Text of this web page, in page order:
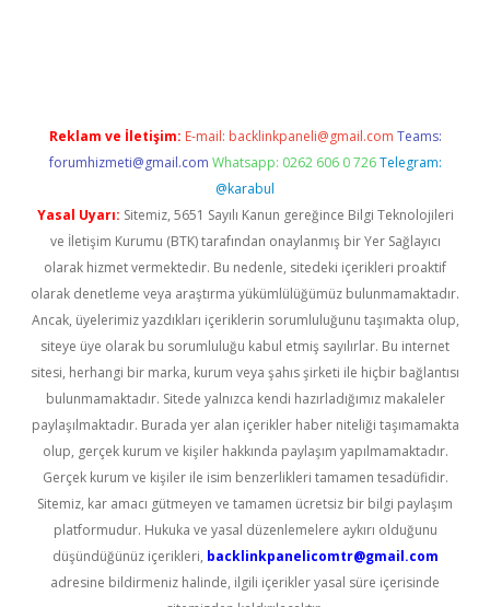
Reklam ve İletişim: E-mail: backlinkpaneli@gmail.com Teams:
forumhizmeti@gmail.com Whatsapp: 0262 606 0 726 Telegram:
@karabul
Yasal Uyarı: Sitemiz, 5651 Sayılı Kanun gereğince Bilgi Teknolojileri
ve İletişim Kurumu (BTK) tarafından onaylanmış bir Yer Sağlayıcı
olarak hizmet vermektedir. Bu nedenle, sitedeki içerikleri proaktif
olarak denetleme veya araştırma yükümlülüğümüz bulunmamaktadır.
Ancak, üyelerimiz yazdıkları içeriklerin sorumluluğunu taşımakta olup,
siteye üye olarak bu sorumluluğu kabul etmiş sayılırlar. Bu internet
sitesi, herhangi bir marka, kurum veya şahıs şirketi ile hiçbir bağlantısı
bulunmamaktadır. Sitede yalnızca kendi hazırladığımız makaleler
paylaşılmaktadır. Burada yer alan içerikler haber niteliği taşımamakta
olup, gerçek kurum ve kişiler hakkında paylaşım yapılmamaktadır.
Gerçek kurum ve kişiler ile isim benzerlikleri tamamen tesadüfidir.
Sitemiz, kar amacı gütmeyen ve tamamen ücretsiz bir bilgi paylaşım
platformudur. Hukuka ve yasal düzenlemelere aykırı olduğunu
düşündüğünüz içerikleri, backlinkpanelicomtr@gmail.com
adresine bildirmeniz halinde, ilgili içerikler yasal süre içerisinde